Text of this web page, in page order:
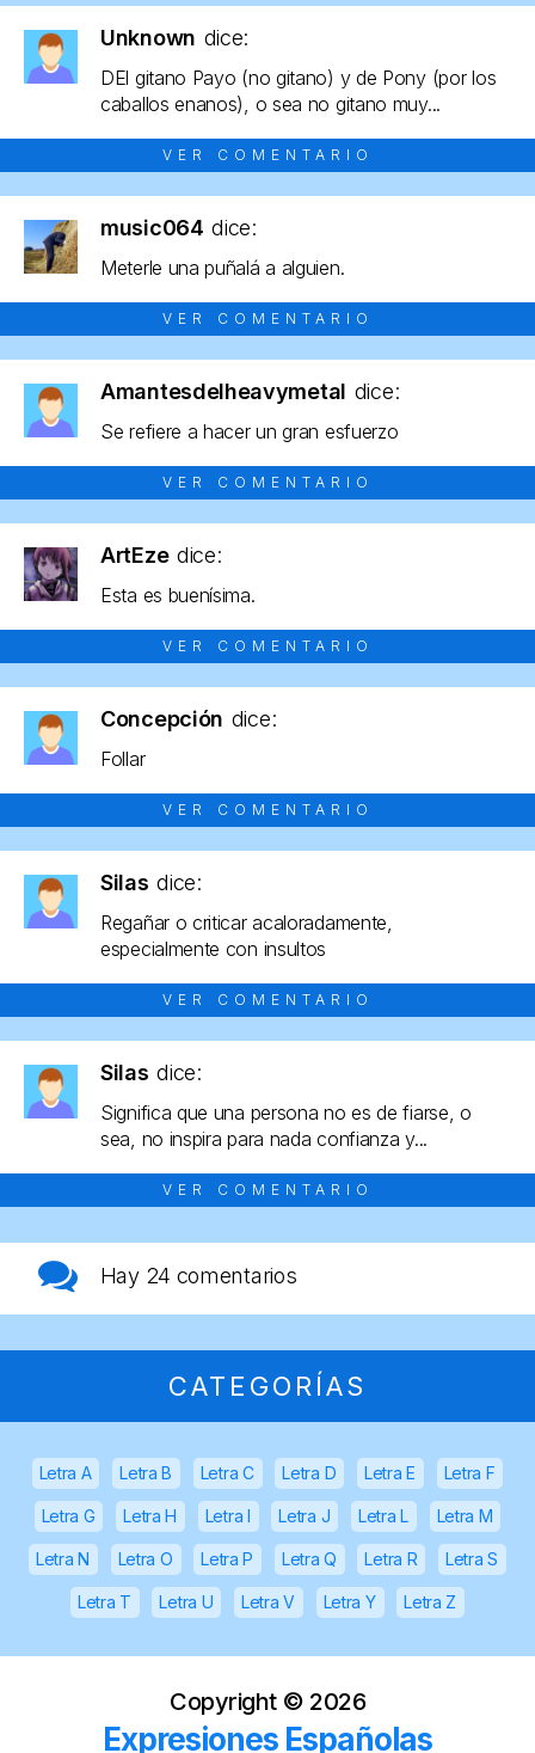
Unknown dice:
DEl gitano Payo (no gitano) y de Pony (por los
caballos enanos), o sea no gitano muy...
VER COMENTARIO
music064 dice:
Meterle una puñalá a alguien.
VER COMENTARIO
Amantesdelheavymetal dice:
Se refiere a hacer un gran esfuerzo
VER COMENTARIO
ArtEze dice:
Esta es buenísima.
VER COMENTARIO
Concepción dice:
Follar
VER COMENTARIO
Silas dice:
Regañar o criticar acaloradamente,
especialmente con insultos
VER COMENTARIO
Silas dice:
Significa que una persona no es de fiarse, o
sea, no inspira para nada confianza y...
VER COMENTARIO
Hay 24 comentarios
CATEGORÍAS
Letra A Letra B Letra C Letra D Letra E Letra F
Letra G Letra H Letra I Letra J Letra L Letra M
Letra N Letra O Letra P Letra Q Letra R Letra S
Letra T Letra U Letra V Letra Y Letra Z
Copyright © 2026
Expresiones Españolas